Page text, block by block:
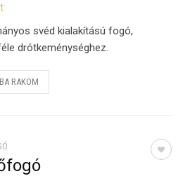
svéd kialakítású fogó,
drótkeménységhez.
RAKOM